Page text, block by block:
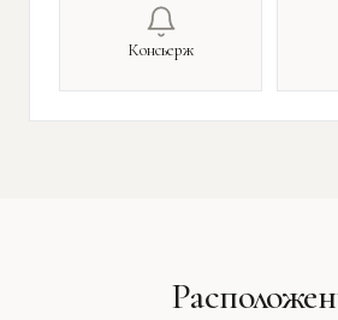
Консьерж